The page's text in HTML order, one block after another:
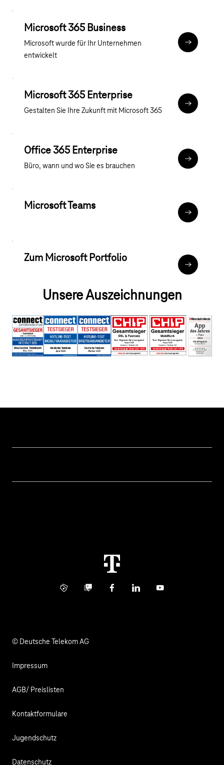
Microsoft 365 Business
Microsoft wurde für Ihr Unternehmen
entwickelt
Software
Microsoft 365 Enterprise
Gestalten Sie Ihre Zukunft mit Microsoft 365 Microsoft
Office 365 Enterprise
Büro, wann und wo Sie es brauchen Office 365
Microsoft Teams
Microsoft
Zum Microsoft Portfolio
Zum
Unsere Auszeichnungen
Rechnung
Info ServiceBusiness Community
FacebookLinkedInYouTube
© Deutsche Telekom AG
Impressum
AGB/ Preislisten
Kontaktformulare
Jugendschutz
Datenschutz